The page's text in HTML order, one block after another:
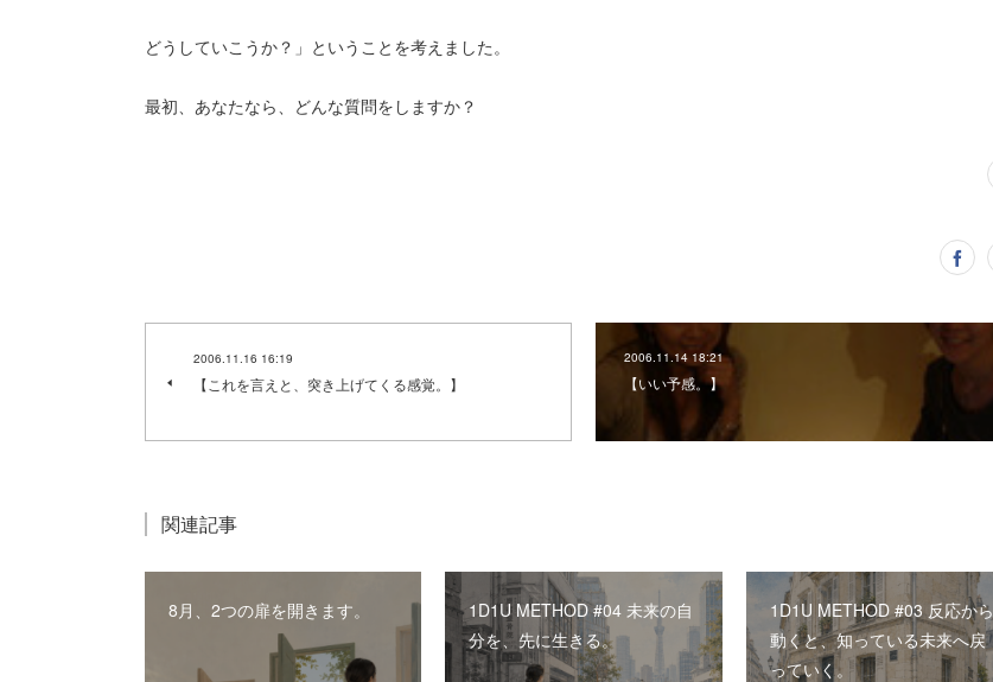
どうしていこうか？」ということを考えました。
最初、あなたなら、どんな質問をしますか？
2006.11.16 16:19
【これを言えと、突き上げてくる感覚。】
2006.11.14 18:21
【いい予感。】
関連記事
8月、2つの扉を開きます。
1D1U METHOD #04 未来の自
分を、先に生きる。
1D1U METHOD #03 反応から
動くと、知っている未来へ戻
っていく。